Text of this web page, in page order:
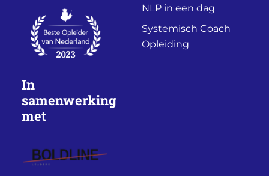
In
samenwerking
met
NLP in een dag
Systemisch Coach
Opleiding